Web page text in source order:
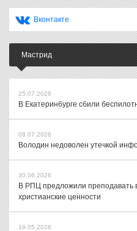
Вконтакте
Мастрид
25.07.2026
В Екатеринбурге сбили
08.07.2026
Володин недоволен утечкой
30.06.2026
В РПЦ предложили преподавать
христианские ценности
19.05.2026